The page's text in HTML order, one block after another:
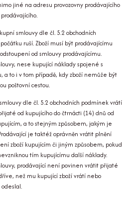
jiné na adresu provozovny prodávajícího
smlouvy dle čl. 5.2 obchodních
ruší. Zboží musí být prodávajícímu
od smlouvy prodávajícímu.
nese kupující náklady spojené s
a to i v tom případě, kdy zboží nemůže být
poštovní cestou.
dle čl. 5.2 obchodních podmínek vrátí
od kupujícího do čtrnácti (14) dnů od
a to stejným způsobem, jakým je
je taktéž oprávněn vrátit plnění
zboží kupujícím či jiným způsobem, pokud
tím kupujícímu další náklady.
prodávající není povinen vrátit přijaté
než mu kupující zboží vrátí nebo